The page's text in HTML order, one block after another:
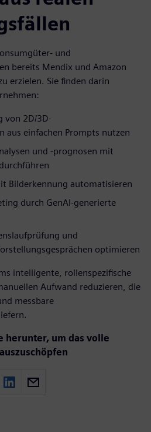
und
bereits Mendix und Amazon
erzielen. Sie finden darin
von 2D/3D-
aus einfachen Prompts nutzen
und -prognosen mit
Bilderkennung automatisieren
durch GenAI-generierte
und
optimieren
intelligente, rollenspezifische
Aufwand reduzieren, die
messbare
herunter, um das volle